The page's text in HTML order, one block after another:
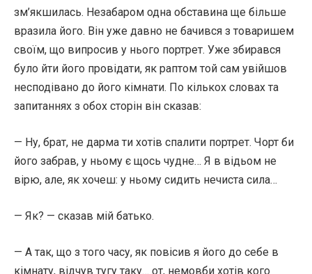
зм’якшилась. Незабаром одна обставина ще більше
вразила його. Він уже давно не бачився з товаришем
своїм, що випросив у нього портрет. Уже збирався
було йти його провідати, як раптом той сам увійшов
несподівано до його кімнати. По кількох словах та
запитаннях з обох сторін він сказав:
— Ну, брат, не дарма ти хотів спалити портрет. Чорт би
його забрав, у ньому є щось чудне… Я в відьом не
вірю, але, як хочеш: у ньому сидить нечиста сила…
— Як? — сказав мій батько.
— А так, що з того часу, як повісив я його до себе в
кімнату, відчув тугу таку… от, немовби хотів кого